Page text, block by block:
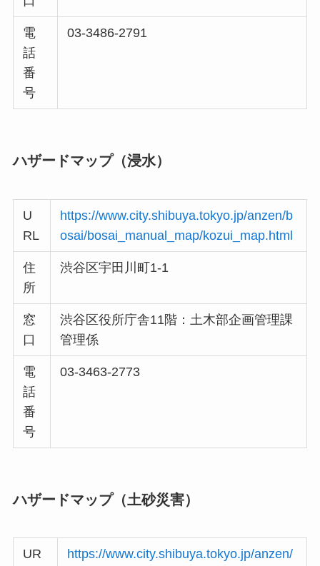
電
話
番
号
03-3486-2791
ハザードマップ（浸水）
U
RL
https://www.city.shibuya.tokyo.jp/anzen/b
osai/bosai_manual_map/kozui_map.html
住
所
渋谷区宇田川町1-1
窓
口
渋谷区役所庁舎11階：土木部企画管理課
管理係
電
話
番
号
03-3463-2773
ハザードマップ（土砂災害）
UR https://www.city.shibuya.tokyo.jp/anzen/